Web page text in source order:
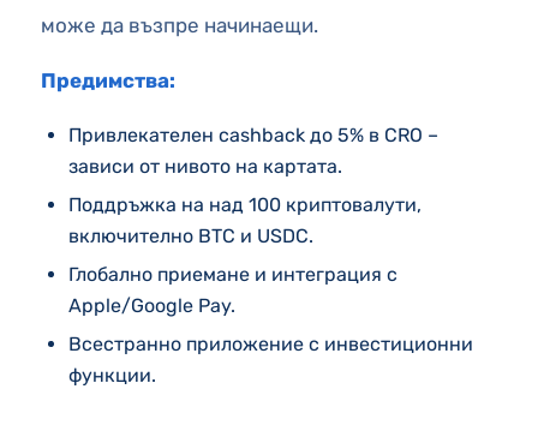
може да възпре начинаещи.
Предимства:
Привлекателен cashback до 5% в CRO –
зависи от нивото на картата.
Поддръжка на над 100 криптовалути,
включително BTC и USDC.
Глобално приемане и интеграция с
Apple/Google Pay.
Всестранно приложение с инвестиционни
функции.